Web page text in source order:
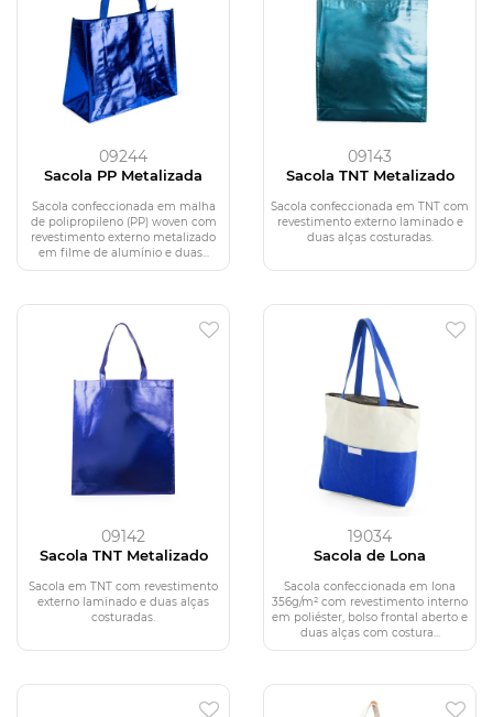
09244
Sacola PP Metalizada
Sacola confeccionada em malha
de polipropileno (PP) woven com
revestimento externo metalizado
em filme de alumínio e duas...
09143
Sacola TNT Metalizado
Sacola confeccionada em TNT com
revestimento externo laminado e
duas alças costuradas.
09142
Sacola TNT Metalizado
Sacola em TNT com revestimento
externo laminado e duas alças
costuradas.
19034
Sacola de Lona
Sacola confeccionada em lona
356g/m² com revestimento interno
em poliéster, bolso frontal aberto e
duas alças com costura...